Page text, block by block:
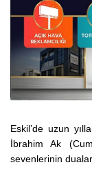
Eskil’de uzun
İbrahim Ak
sevenlerinin